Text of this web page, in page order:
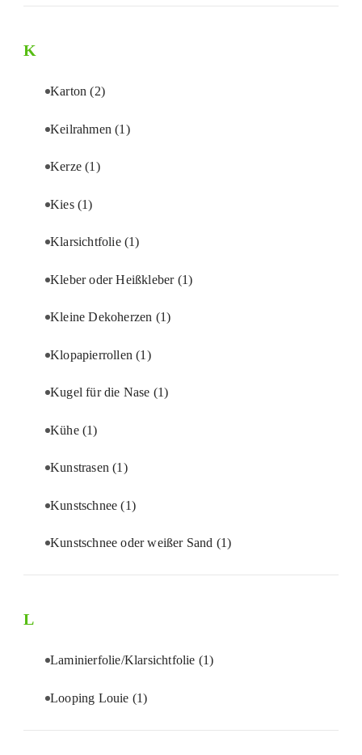
K
Karton(2)
Keilrahmen(1)
Kerze(1)
Kies (1)
Klarsichtfolie (1)
Kleber oder Heißkleber (1)
Kleine Dekoherzen (1)
Klopapierrollen(1)
Kugel für die Nase (1)
Kühe (1)
Kunstrasen(1)
Kunstschnee(1)
Kunstschnee oder weißer Sand (1)
L
Laminierfolie/Klarsichtfolie (1)
Looping Louie (1)